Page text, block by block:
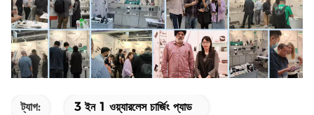
ট্যাগ: 3 ইন 1 ওয়্যারলেস চার্জিং প্যাড